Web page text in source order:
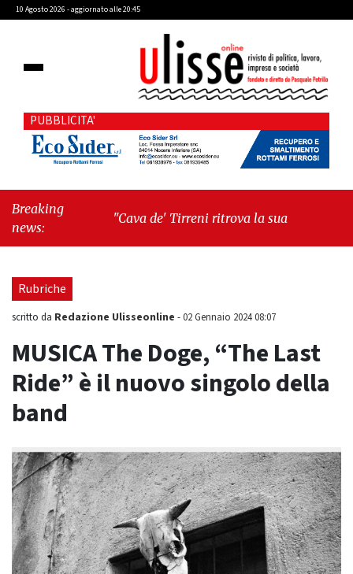
10 Agosto 2026 - aggiornato alle 20:45
PUBBLICITA'
Breaking
news:
"Cava de' Tirreni ritrova la sua Manifattura: un
Rubriche
scritto da Redazione Ulisseonline -02 Gennaio 2024 08:07
MUSICA The Doge, “The Last
Ride” è il nuovo singolo della
band